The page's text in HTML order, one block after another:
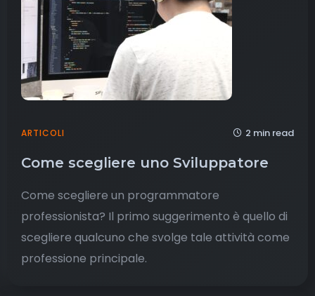
ARTICOLI 2 min read
Come scegliere uno Sviluppatore
Come scegliere un programmatore
professionista? Il primo suggerimento è quello di
scegliere qualcuno che svolge tale attività come
professione principale.